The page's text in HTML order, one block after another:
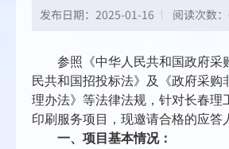
发布日期：2025-01-16 阅读次数：
参照《中华人民共和国政府采
民共和国招投标法》及《政府采购
理办法》等法律法规，针对长春理
印刷服务项目
，现邀请合格的应答
一、项目基本情况：